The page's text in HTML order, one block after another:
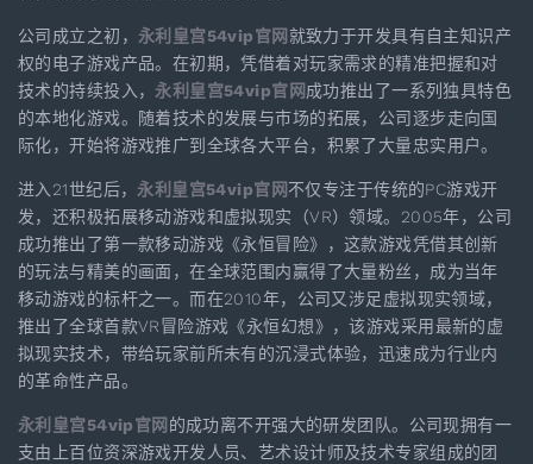
公司成立之初， 永利皇宫54vip官网就致力于开发具有自主知识产
权的电子游戏产品。在初期，凭借着对玩家需求的精准把握和对
技术的持续投入， 永利皇宫54vip官网成功推出了一系列独具特色
的本地化游戏。随着技术的发展与市场的拓展，公司逐步走向国
际化，开始将游戏推广到全球各大平台，积累了大量忠实用户。
进入21世纪后， 永利皇宫54vip官网不仅专注于传统的PC游戏开
发，还积极拓展移动游戏和虚拟现实（VR）领域。2005年，公司
成功推出了第一款移动游戏《永恒冒险》，这款游戏凭借其创新
的玩法与精美的画面，在全球范围内赢得了大量粉丝，成为当年
移动游戏的标杆之一。而在2010年，公司又涉足虚拟现实领域，
推出了全球首款VR冒险游戏《永恒幻想》，该游戏采用最新的虚
拟现实技术，带给玩家前所未有的沉浸式体验，迅速成为行业内
的革命性产品。
永利皇宫54vip官网 的成功离不开强大的研发团队。公司现拥有一
支由上百位资深游戏开发人员、艺术设计师及技术专家组成的团